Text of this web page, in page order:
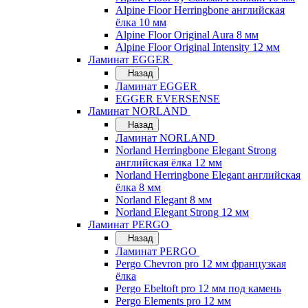
Alpine Floor Herringbone английская
ёлка 10 мм
Alpine Floor Original Aura 8 мм
Alpine Floor Original Intensity 12 мм
Ламинат EGGER
Назад
Ламинат EGGER
EGGER EVERSENSE
Ламинат NORLAND
Назад
Ламинат NORLAND
Norland Herringbone Elegant Strong
английская ёлка 12 мм
Norland Herringbone Elegant английская
ёлка 8 мм
Norland Elegant 8 мм
Norland Elegant Strong 12 мм
Ламинат PERGO
Назад
Ламинат PERGO
Pergo Chevron pro 12 мм французкая
ёлка
Pergo Ebeltoft pro 12 мм под камень
Pergo Elements pro 12 мм